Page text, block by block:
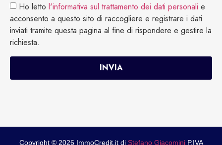
Ho letto l'informativa sul trattamento dei dati personali e
acconsento a questo sito di raccogliere e registrare i dati
inviati tramite questa pagina al fine di rispondere e gestire la
richiesta.
INVIA
Copyright © 2026 ImmoCredit.it di Stefano GiacominiP.IVA